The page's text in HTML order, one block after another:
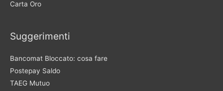
Carta Oro
Suggerimenti
Bancomat Bloccato: cosa fare
Postepay Saldo
TAEG Mutuo